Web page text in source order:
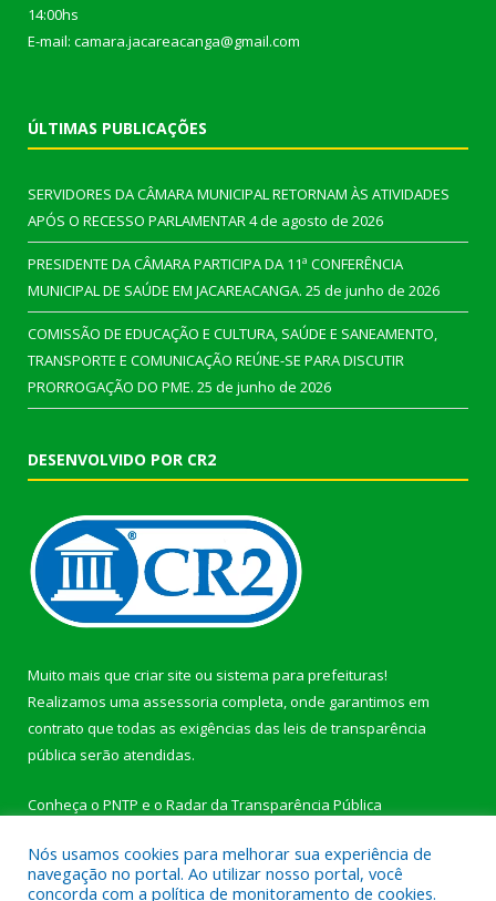
14:00hs
E-mail: camara.jacareacanga@gmail.com
ÚLTIMAS PUBLICAÇÕES
SERVIDORES DA CÂMARA MUNICIPAL RETORNAM ÀS ATIVIDADES
APÓS O RECESSO PARLAMENTAR4 de agosto de 2026
PRESIDENTE DA CÂMARA PARTICIPA DA 11ª CONFERÊNCIA
MUNICIPAL DE SAÚDE EM JACAREACANGA. 25 de junho de 2026
COMISSÃO DE EDUCAÇÃO E CULTURA, SAÚDE E SANEAMENTO,
TRANSPORTE E COMUNICAÇÃO REÚNE-SE PARA DISCUTIR
PRORROGAÇÃO DO PME. 25 de junho de 2026
DESENVOLVIDO POR CR2
Muito mais que criar site ou sistema para prefeituras!
Realizamos uma assessoria completa, onde garantimos em
contrato que todas as exigências das leis de transparência
pública serão atendidas.
Conheça o PNTP e o Radar da Transparência Pública
Nós usamos cookies para melhorar sua experiência de
navegação no portal. Ao utilizar nosso portal, você
concorda com a política de monitoramento de cookies.